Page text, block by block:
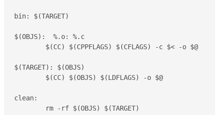
bin: $(TARGET)
$(OBJS):  %.o: %.c
$(TARGET): $(OBJS)
clean:
	rm -rf $(OBJS) $(TARGET)